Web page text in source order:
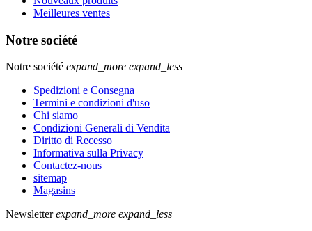
Meilleures ventes
Notre société
Notre société expand_more expand_less
Spedizioni e Consegna
Termini e condizioni d'uso
Chi siamo
Condizioni Generali di Vendita
Diritto di Recesso
Informativa sulla Privacy
Contactez-nous
sitemap
Magasins
Newsletter expand_more expand_less